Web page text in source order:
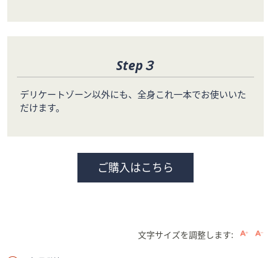
Step３
デリケートゾーン以外にも、全身これ一本でお使いいた
だけます。
ご購入はこちら
文字サイズを調整します: